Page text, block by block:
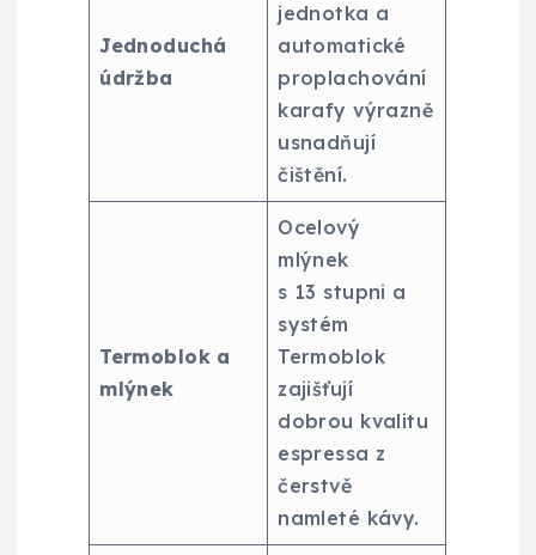
Jednoduchá
údržba
jednotka a
automatické
proplachování
karafy výrazně
usnadňují
čištění.
Termoblok a
mlýnek
Ocelový
mlýnek
s 13 stupni a
systém
Termoblok
zajišťují
dobrou kvalitu
espressa z
čerstvě
namleté kávy.